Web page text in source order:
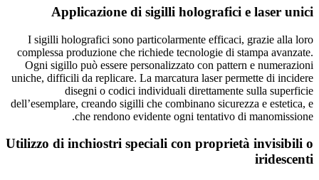
Applicazione di sigilli holografici e laser unici
I sigilli holografici sono particolarmente efficaci, grazie alla loro
complessa produzione che richiede tecnologie di stampa avanzate.
Ogni sigillo può essere personalizzato con pattern e numerazioni
uniche, difficili da replicare. La marcatura laser permette di incidere
disegni o codici individuali direttamente sulla superficie
dell’esemplare, creando sigilli che combinano sicurezza e estetica, e
che rendono evidente ogni tentativo di manomissione.
Utilizzo di inchiostri speciali con proprietà invisibili o
iridescenti